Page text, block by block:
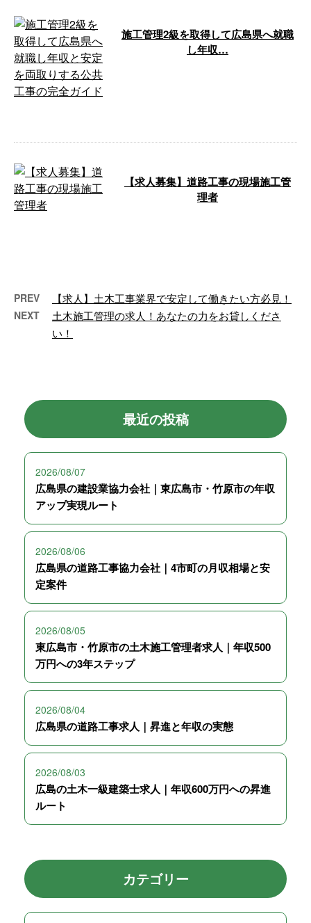
施工管理2級を取得して広島県へ就職
し年収…
【求人募集】道路工事の現場施工管
理者
PREV 【求人】土木工事業界で安定して働きたい方必見！
NEXT
土木施工管理の求人！あなたの力をお貸しくださ
い！
最近の投稿
2026/08/07
広島県の建設業協力会社｜東広島市・竹原市の年収
アップ実現ルート
2026/08/06
広島県の道路工事協力会社｜4市町の月収相場と安
定案件
2026/08/05
東広島市・竹原市の土木施工管理者求人｜年収500
万円への3年ステップ
2026/08/04
広島県の道路工事求人｜昇進と年収の実態
2026/08/03
広島の土木一級建築士求人｜年収600万円への昇進
ルート
カテゴリー